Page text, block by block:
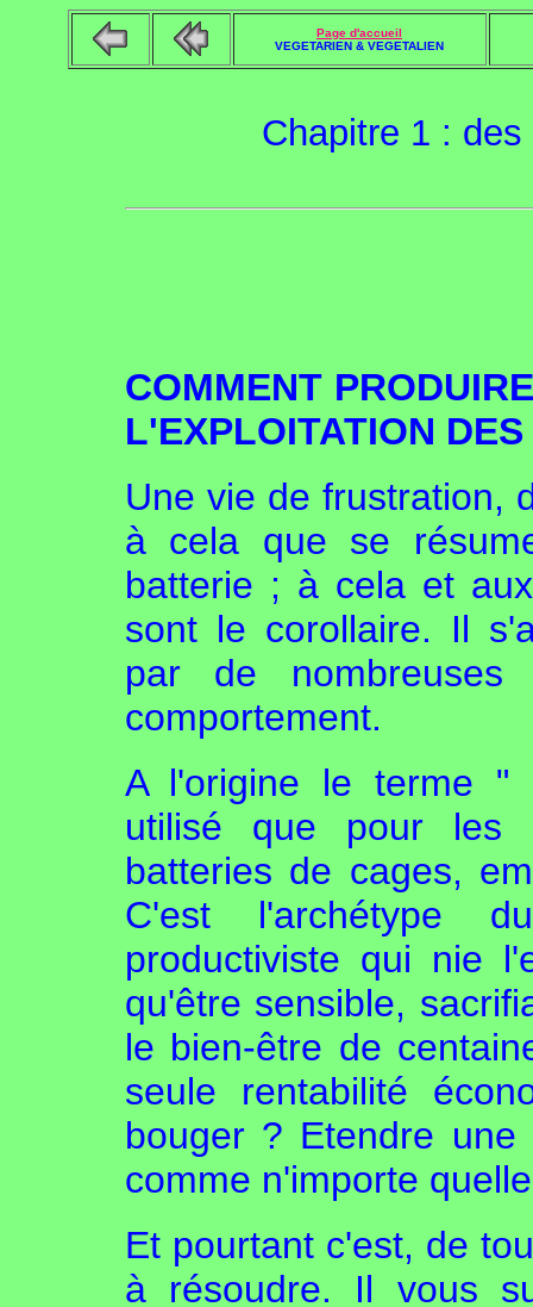
Page d'accueil
VEGETARIEN & VEGETALIEN
Chapitre 1 :
COMMENT
L'EXPLOITATION
Une vie de frustration,
à cela que se
batterie ; à cela et
sont le corollaire. Il
par de
comportement.
A l'origine le terme "
utilisé que pour les
batteries de cages,
C'est l'archétype
productiviste qui nie
qu'être sensible,
le bien-être de
seule rentabilité
bouger ? Etendre
comme n'importe
Et pourtant c'est, de
à résoudre. Il vous